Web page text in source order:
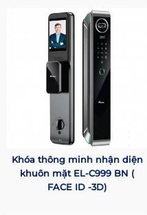
Khóa thông minh nhận diện
khuôn mặt EL-C999 BN (
FACE ID -3D)